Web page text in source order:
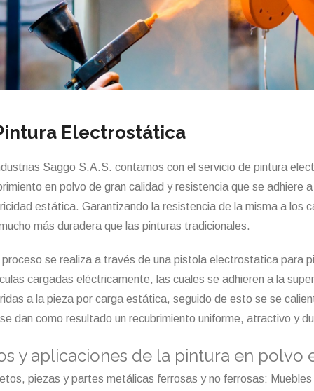
Electrostática
Saggo S.A.S. contamos con el servicio de pintura
en polvo de gran calidad y resistencia que se adhiere
estática. Garantizando la resistencia de la misma a los
más duradera que las pinturas tradicionales.
se realiza a través de una pistola electrostatica para
cargadas eléctricamente, las cuales se adhieren a la
a la pieza por carga estática, seguido de esto se se
dan como resultado un recubrimiento uniforme, atractivo y
y aplicaciones de la pintura en polvo
piezas y partes metálicas ferrosas y no ferrosas: